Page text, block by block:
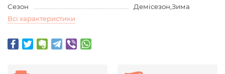
Сезон
Демісезон,Зима
Всі характеристики